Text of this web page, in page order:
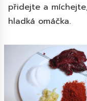
přidejte a
hladká omáčka.